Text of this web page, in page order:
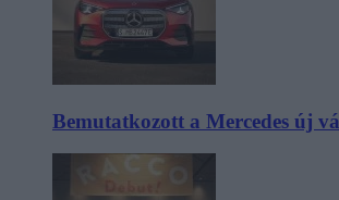
Bemutatkozott a Mercedes új